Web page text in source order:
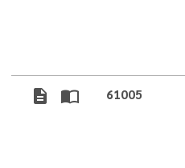
description import_contacts 61005